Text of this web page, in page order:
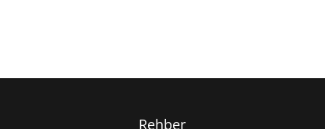
Rehber